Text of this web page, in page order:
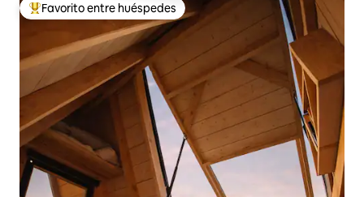
Favorito entre huéspedes preferido
Favorito entre huéspedes